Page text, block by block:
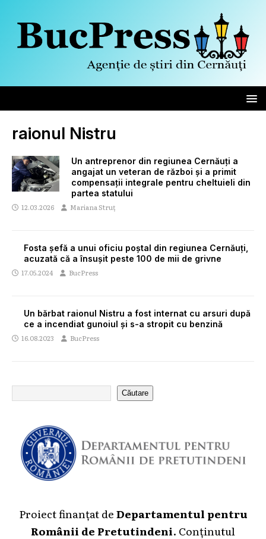
raionul Nistru
Un antreprenor din regiunea Cernăuți a
angajat un veteran de război și a primit
compensații integrale pentru cheltuieli din
partea statului
12.03.2026 Mariana Struț
Fosta șefă a unui oficiu poștal din regiunea Cernăuți,
acuzată că a însușit peste 100 de mii de grivne
17.05.2024 BucPress
Un bărbat raionul Nistru a fost internat cu arsuri după
ce a incendiat gunoiul și s-a stropit cu benzină
16.08.2023 BucPress
Căutare
Proiect finanțat deDepartamentul pentru
Românii de Pretutindeni. Conținutul